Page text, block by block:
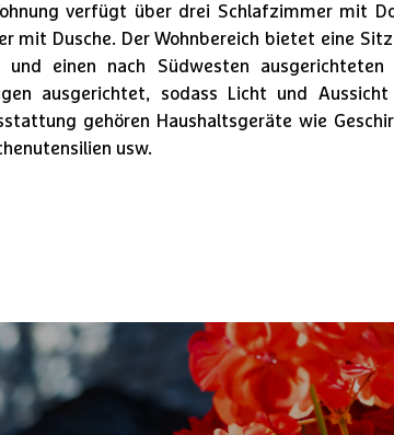
verfügt über drei Schlafzimmer mit
mit Dusche. Der Wohnbereich bietet eine
und einen nach Südwesten
ausgerichtet, sodass Licht und
gehören Haushaltsgeräte wie
usw.